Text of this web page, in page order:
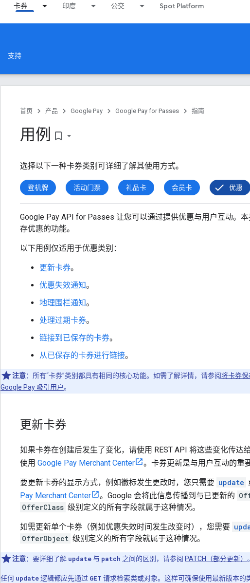
卡券 印度 公交 Spot Platform
支持
首页 产品 Google Pay Google Pay for Passes 指南
用例 bookmark_border
选择以下一种卡券类别可详细了解其使用方式。
登机牌 活动门票 礼品卡 会员卡 优惠
Google Pay API for Passes 让您可以通过提供优惠与用户互动。
存优惠的功能。
以下用例仅适用于优惠类别：
更新卡券。
优惠失效通知。
地理围栏通知。
处理过期卡券。
链接到已保存的卡券。
从已保存的卡券进行链接。
注意：所有“卡券”类别都具有相同的核心功能。如需了解详情，请参阅将卡券保
Google Pay 吸引用户。
更新卡券
如果卡券在创建后发生了变化，请使用 REST API 将这些变化传达
使用 Google Pay Merchant Center 。卡券更新是与用户互动的重
要更新卡券的显示方式，例如徽标发生更改时，您只需要 update
Pay Merchant Center
。Google 会将此信息传播到与已更新的
OfferClass 级别定义的所有字段就属于这种情况。
如需更新单个卡券（例如优惠失效时间发生改变时），您需要
OfferObject 级别定义的所有字段就属于这种情况。
注意：要详细了解 update与 patch 之间的区别，请参阅 PATCH（部分更新） 。
任何 update逻辑都应先通过 GET 请求检索类或对象。这样可确保使用最新版本的